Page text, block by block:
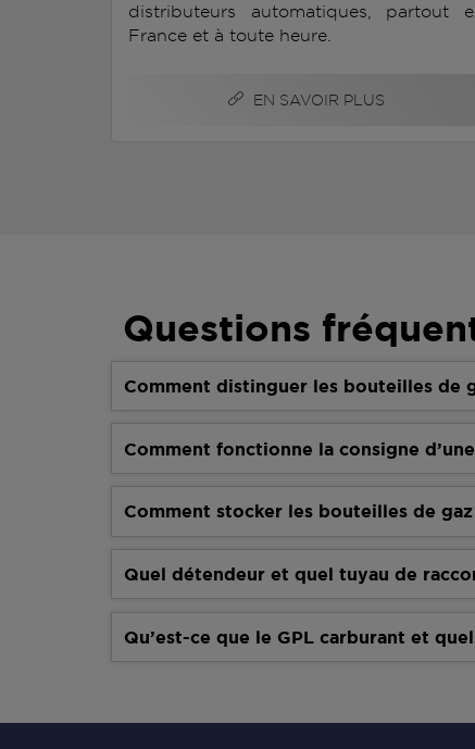
distributeurs automatiques, partout
France et à toute heure.
EN SAVOIR PLUS
Questions
Comment distinguer les bouteilles de
Comment fonctionne la consigne
Comment stocker les bouteilles de
Quel détendeur et quel tuyau de
Qu’est-ce que le GPL carburant et